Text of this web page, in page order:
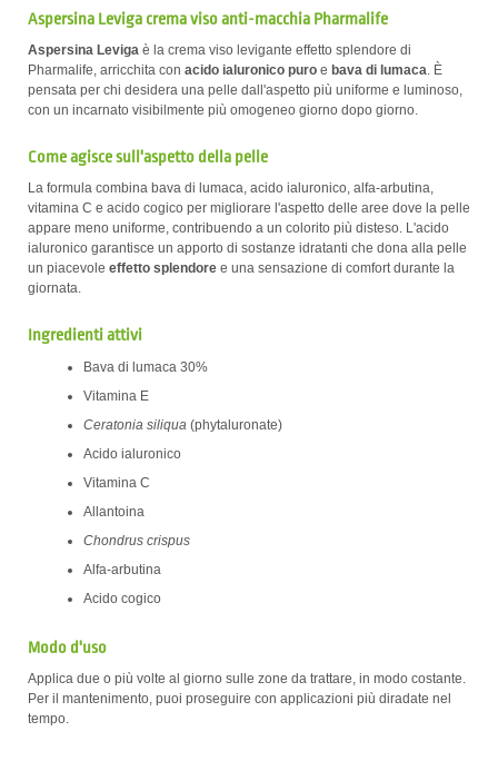
Aspersina Leviga crema viso anti-macchia Pharmalife
Aspersina Leviga è la crema viso levigante effetto splendore di
Pharmalife, arricchita con acido ialuronico puro e bava di lumaca. È
pensata per chi desidera una pelle dall'aspetto più uniforme e luminoso,
con un incarnato visibilmente più omogeneo giorno dopo giorno.
Come agisce sull'aspetto della pelle
La formula combina bava di lumaca, acido ialuronico, alfa-arbutina,
vitamina C e acido cogico per migliorare l'aspetto delle aree dove la pelle
appare meno uniforme, contribuendo a un colorito più disteso. L'acido
ialuronico garantisce un apporto di sostanze idratanti che dona alla pelle
un piacevole effetto splendore e una sensazione di comfort durante la
giornata.
Ingredienti attivi
Bava di lumaca 30%
Vitamina E
Ceratonia siliqua (phytaluronate)
Acido ialuronico
Vitamina C
Allantoina
Chondrus crispus
Alfa-arbutina
Acido cogico
Modo d'uso
Applica due o più volte al giorno sulle zone da trattare, in modo costante.
Per il mantenimento, puoi proseguire con applicazioni più diradate nel
tempo.